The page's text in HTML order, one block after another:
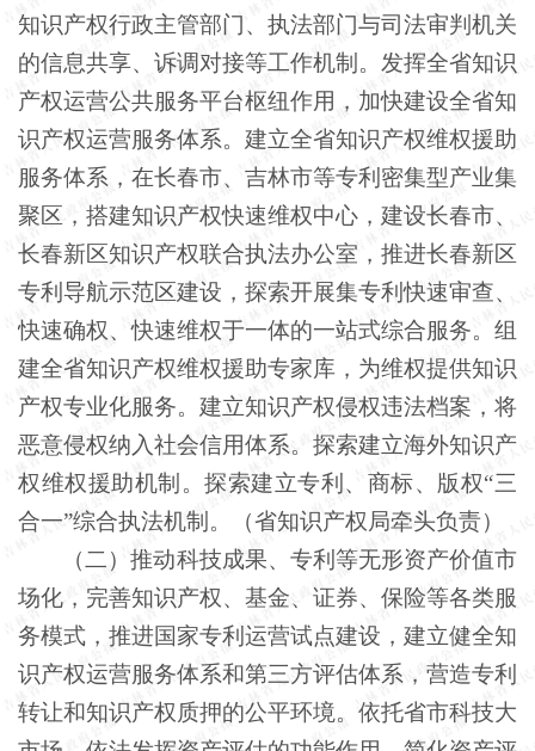
知识产权行政主管部门、执法部门与司法审判机关
的信息共享、诉调对接等工作机制。发挥全省知识
产权运营公共服务平台枢纽作用，加快建设全省知
识产权运营服务体系。建立全省知识产权维权援助
服务体系，在长春市、吉林市等专利密集型产业集
聚区，搭建知识产权快速维权中心，建设长春市、
长春新区知识产权联合执法办公室，推进长春新区
专利导航示范区建设，探索开展集专利快速审查、
快速确权、快速维权于一体的一站式综合服务。组
建全省知识产权维权援助专家库，为维权提供知识
产权专业化服务。建立知识产权侵权违法档案，将
恶意侵权纳入社会信用体系。探索建立海外知识产
权维权援助机制。探索建立专利、商标、版权“三
合一”综合执法机制。（省知识产权局牵头负责）
（二）推动科技成果、专利等无形资产价值市
场化，完善知识产权、基金、证券、保险等各类服
务模式，推进国家专利运营试点建设，建立健全知
识产权运营服务体系和第三方评估体系，营造专利
转让和知识产权质押的公平环境。依托省市科技大